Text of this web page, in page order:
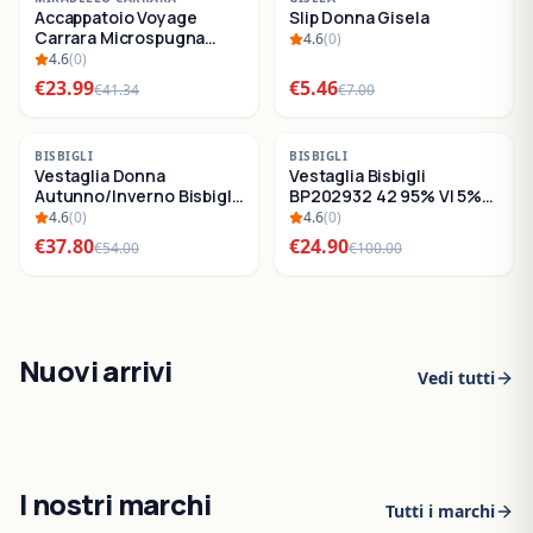
SALDI
Accappatoio Voyage
Carrara Microspugna
Cotone
4.6(0)
€23.99€41.34
SALDI
Slip Donna Gisela
4.6(0)
€5.46€7.00
-30 %
SALDI
BISBIGLI
Vestaglia Donna
Autunno/Inverno Bisbigli
BO288632
4.6(0)
€37.80€54.00
-75 %
SALDI
BISBIGLI
Vestaglia Bisbigli
BP202932 42 95% VI 5%
EA4.6(0)
€24.90€100.00
Nuovi arrivi Vedi tutti
I nostri marchi Tutti i marchi